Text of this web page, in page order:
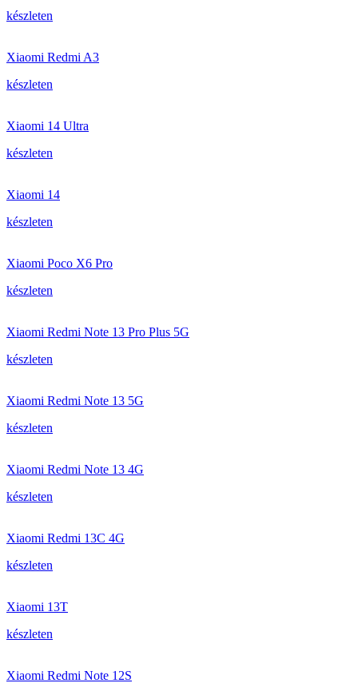
készleten
Xiaomi Redmi A3
készleten
Xiaomi 14 Ultra
készleten
Xiaomi 14
készleten
Xiaomi Poco X6 Pro
készleten
Xiaomi Redmi Note 13 Pro Plus 5G
készleten
Xiaomi Redmi Note 13 5G
készleten
Xiaomi Redmi Note 13 4G
készleten
Xiaomi Redmi 13C 4G
készleten
Xiaomi 13T
készleten
Xiaomi Redmi Note 12S